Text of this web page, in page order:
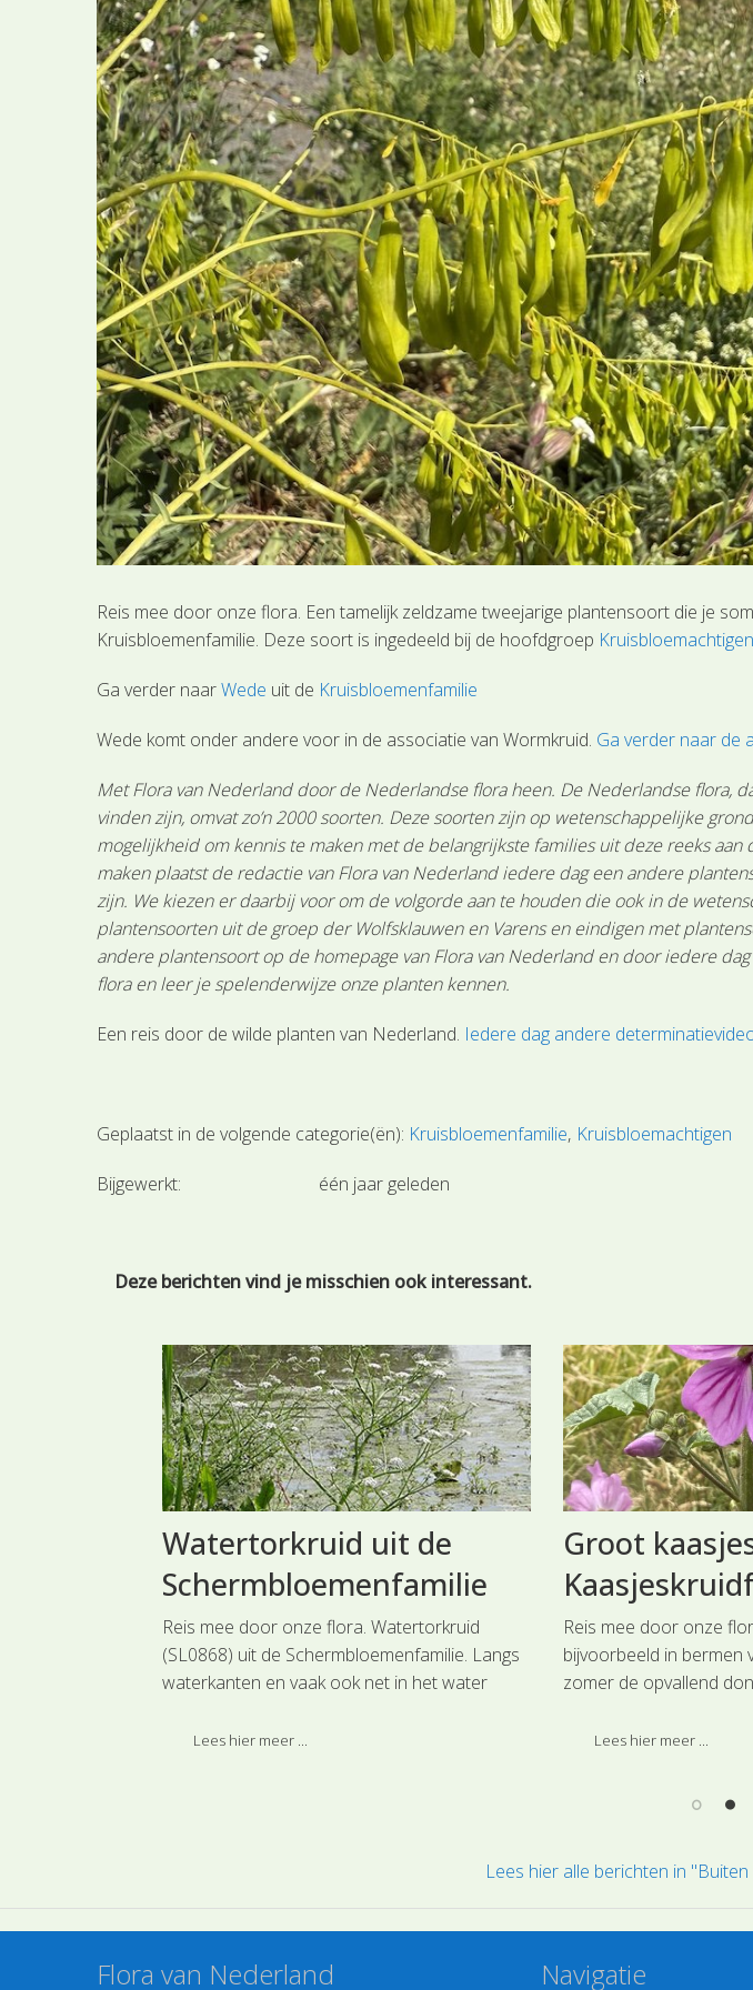
Reis mee door onze flora. Een tamelijk zeldzame tweejarige plantensoort die je
Kruisbloemenfamilie. Deze soort is ingedeeld bij de hoofdgroep Kruisbloemachtigen
Ga verder naarWede uit de Kruisbloemenfamilie
Wede komt onder andere voor in de associatie van Wormkruid. Ga verder naar de
Met Flora van Nederland door de Nederlandse flora heen. De Nederlandse flora,
vinden zijn, omvat zo’n 2000 soorten. Deze soorten zijn op wetenschappelijke
mogelijkheid om kennis te maken met de belangrijkste families uit deze reeks
maken plaatst de redactie van Flora van Nederland iedere dag een andere
zijn. We kiezen er daarbij voor om de volgorde aan te houden die ook in de
plantensoorten uit de groep der Wolfsklauwen en Varens en eindigen met
andere plantensoort op de homepage van Flora van Nederland en door iedere
flora en leer je spelenderwijze onze planten kennen.
Een reis door de wilde planten van Nederland. Iedere dag andere
Geplaatst in de volgende categorie(ën): Kruisbloemenfamilie Kruisbloemachtigen
Bijgewerkt: één jaar geleden
Deze berichten vind je misschien ook interessant.
Watertorkruid uit de
Schermbloemenfamilie
Reis mee door onze flora. Watertorkruid
(SL0868) uit de Schermbloemenfamilie. Langs
waterkanten en vaak ook net in het water
soorten uit de Schermbloemenfamilie, namelijk
Lees hier meer ...
Groot
Reis mee door onze
bijvoorbeeld in bermen
zomer de opvallend
de Kaasjeskruidfamilie.
Lees hier meer ...
Lees hier alle berichten in
Flora van Nederland Navigatie